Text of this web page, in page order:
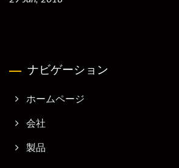
ナビゲーション
ホームページ
会社
製品